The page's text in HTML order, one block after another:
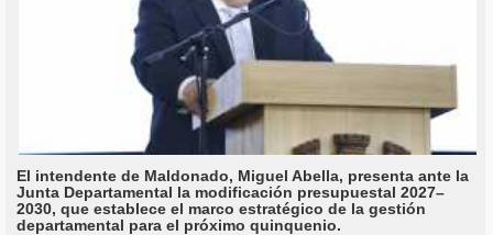
El intendente de Maldonado, Miguel Abella, presenta ante la
Junta Departamental la modificación presupuestal 2027–
2030, que establece el marco estratégico de la gestión
departamental para el próximo quinquenio.